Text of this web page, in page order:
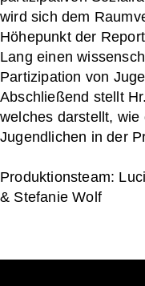
wird sich dem
Höhepunkt der
Lang einen
Partizipation von
Abschließend stellt
welches darstellt,
Jugendlichen in der
Produktionsteam:
& Stefanie Wolf